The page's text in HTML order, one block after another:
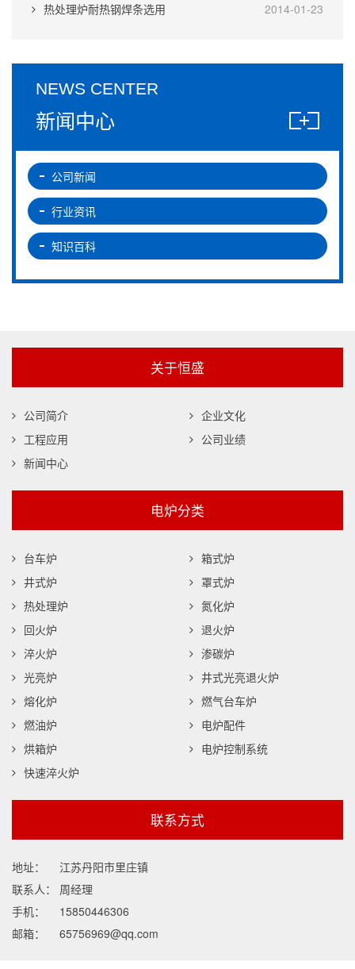
2014-01-23
热处理炉耐热钢焊条选用
NEWS CENTER
新闻中心
公司新闻
行业资讯
知识百科
关于恒盛
公司简介
企业文化
工程应用
公司业绩
新闻中心
电炉分类
台车炉
箱式炉
井式炉
罩式炉
热处理炉
氮化炉
回火炉
退火炉
淬火炉
渗碳炉
光亮炉
井式光亮退火炉
熔化炉
燃气台车炉
燃油炉
电炉配件
烘箱炉
电炉控制系统
快速淬火炉
联系方式
地址：
江苏丹阳市里庄镇
联系人：
周经理
手机：
15850446306
邮箱：
65756969@qq.com